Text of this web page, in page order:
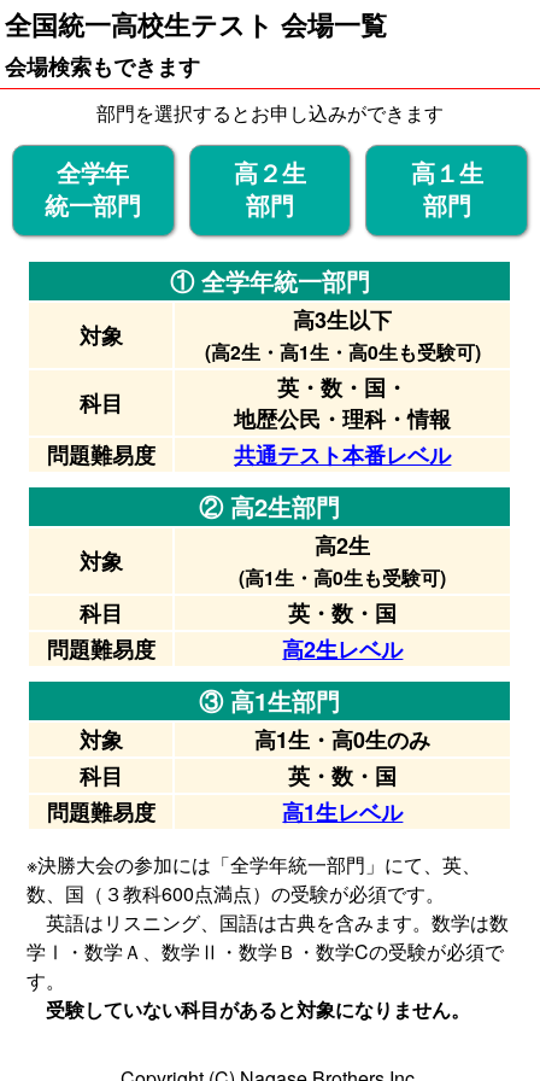
全国統一高校生テスト 会場一覧
会場検索もできます
部門を選択するとお申し込みができます
全学年
統一部門
高２生
部門
高１生
部門
① 全学年統一部門
対象 高3生以下
(高2生・高1生・高0生も受験可)
科目
英・数・国・
地歴公民・理科・情報
問題難易度
共通テスト本番レベル
② 高2生部門
対象 高2生
(高1生・高0生も受験可)
科目
英・数・国
問題難易度
高2生レベル
③ 高1生部門
対象
高1生・高0生のみ
科目
英・数・国
問題難易度
高1生レベル
※決勝大会の参加には「全学年統一部門」にて、英、
数、国（３教科600点満点）の受験が必須です。
英語はリスニング、国語は古典を含みます。数学は数
学Ⅰ・数学Ａ、数学Ⅱ・数学Ｂ・数学Cの受験が必須で
す。
受験していない科目があると対象になりません。